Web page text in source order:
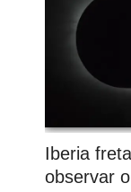
Iberia
observar